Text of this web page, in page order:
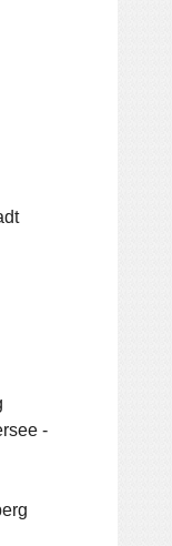
-